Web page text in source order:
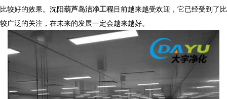
比较好的效果。沈阳葫芦岛洁净工程目前越来越受欢迎，它已经受到了比
较广泛的关注，在未来的发展一定会越来越好。